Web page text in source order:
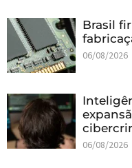
Brasil
06/08/2026
06/08/2026